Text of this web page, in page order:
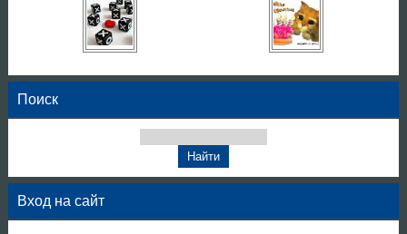
Поиск
Вход на сайт